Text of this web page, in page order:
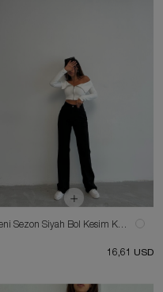
Yeni Sezon Siyah Bol Kesim Kot Pantolon
16,61 USD